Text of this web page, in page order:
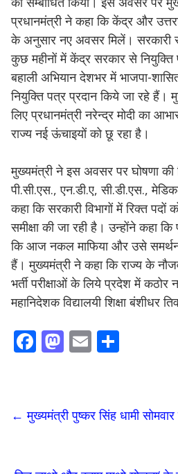
प्रधानमंत्री ने कहा कि केंद्र और
के अनुसार नए अवसर मिलें। सरकारी
कुछ महीनों में केंद्र सरकार से नियुक्ति
बहाली अभियान देशभर में भाजपा-
नियुक्ति पत्र प्रदान किये जा रहे
लिए प्रधानमंत्री नरेन्द्र मोदी का
राज्य नई ऊंचाइयों को छू रहा है।
मुख्यमंत्री ने इस अवसर पर घोषणा की
पी.सी.एस., एन.डी.ए, सी.डी.एस.,
कहा कि सरकारी विभागों में रिक्त
समीक्षा की जा रही है। उन्होंने कहा
कि आज नकल माफिया और उसे
हैं। मुख्यमंत्री ने कहा कि राज्य के
भर्ती परीक्षाओं के लिये प्रदेश में
महानिदेशक विद्यालयी शिक्षा बंशीधर
F
b
o
M
d
o
E
l e
← मुख्यमंत्री पुष्कर सिंह धामी